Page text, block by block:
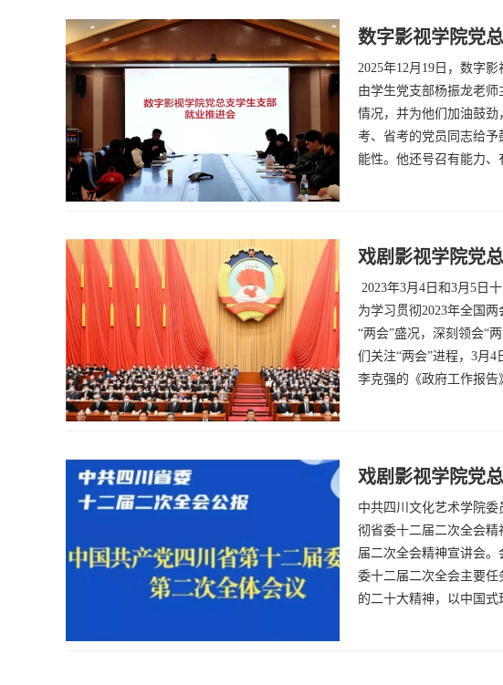
数字影视学院党
2025年12月19日，数字
由学生党支部杨振龙老
情况，并为他们加油鼓劲
考、省考的党员同志给予
能性。他还号召有能力
戏剧影视学院党
2023年3月4日和3月5日
为学习贯彻2023年全国
“两会”盛况，深刻领会“
们关注“两会”进程，3月
李克强的《政府工作报告
戏剧影视学院党
中共四川文化艺术学院
彻省委十二届二次全会精
届二次全会精神宣讲会
委十二届二次全会主要
的二十大精神，以中国